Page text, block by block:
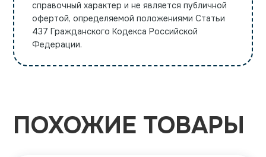
справочный характер и не является публичной
офертой, определяемой положениями Статьи
437 Гражданского Кодекса Российской
Федерации.
ПОХОЖИЕ ТОВАРЫ